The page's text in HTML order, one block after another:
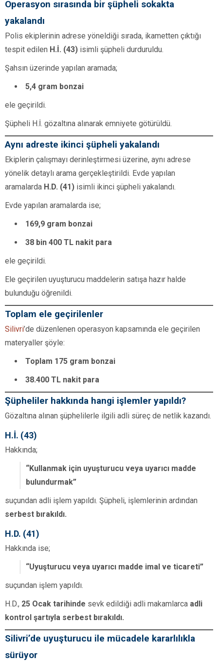
Operasyon sırasında bir şüpheli sokakta
yakalandı
Polis ekiplerinin adrese yöneldiği sırada, ikametten çıktığı
tespit edilen H.İ. (43) isimli şüpheli durduruldu.
Şahsın üzerinde yapılan aramada;
5,4 gram bonzai
ele geçirildi.
Şüpheli H.İ. gözaltına alınarak emniyete götürüldü.
Aynı adreste ikinci şüpheli yakalandı
Ekiplerin çalışmayı derinleştirmesi üzerine, aynı adrese
yönelik detaylı arama gerçekleştirildi. Evde yapılan
aramalarda H.D. (41) isimli ikinci şüpheli yakalandı.
Evde yapılan aramalarda ise;
169,9 gram bonzai
38 bin 400 TL nakit para
ele geçirildi.
Ele geçirilen uyuşturucu maddelerin satışa hazır halde
bulunduğu öğrenildi.
Toplam ele geçirilenler
Silivri’de düzenlenen operasyon kapsamında ele geçirilen
materyaller şöyle:
Toplam 175 gram bonzai
38.400 TL nakit para
Şüpheliler hakkında hangi işlemler yapıldı?
Gözaltına alınan şüphelilerle ilgili adli süreç de netlik kazandı.
H.İ. (43)
Hakkında;
“Kullanmak için uyuşturucu veya uyarıcı madde
bulundurmak”
suçundan adli işlem yapıldı. Şüpheli, işlemlerinin ardından
serbest bırakıldı.
H.D. (41)
Hakkında ise;
“Uyuşturucu veya uyarıcı madde imal ve ticareti”
suçundan işlem yapıldı.
H.D., 25 Ocak tarihinde sevk edildiği adli makamlarca adli
kontrol şartıyla serbest bırakıldı.
Silivri’de uyuşturucu ile mücadele kararlılıkla
sürüyor